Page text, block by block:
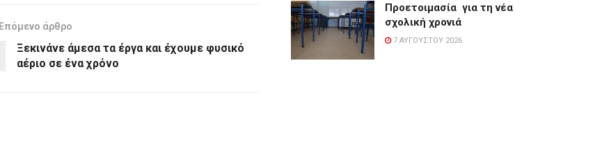
Επόμενο άρθρο
Ξεκινάνε άμεσα τα έργα και έχουμε φυσικό
αέριο σε ένα χρόνο
Προετοιμασία για τη νέα
σχολική χρονιά
7 ΑΥΓΟΎΣΤΟΥ 2026